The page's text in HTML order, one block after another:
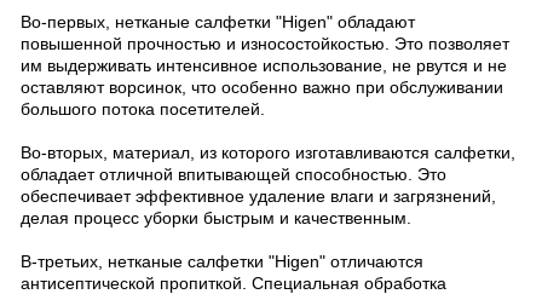
Во-первых, нетканые салфетки "Higen" обладают
повышенной прочностью и износостойкостью. Это позволяет
им выдерживать интенсивное использование, не рвутся и не
оставляют ворсинок, что особенно важно при обслуживании
большого потока посетителей.
Во-вторых, материал, из которого изготавливаются салфетки,
обладает отличной впитывающей способностью. Это
обеспечивает эффективное удаление влаги и загрязнений,
делая процесс уборки быстрым и качественным.
В-третьих, нетканые салфетки "Higen" отличаются
антисептической пропиткой. Специальная обработка